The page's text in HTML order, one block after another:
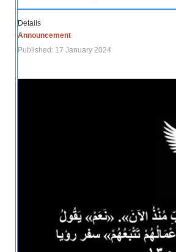
Details
Announcement
Published: 17 January 2024